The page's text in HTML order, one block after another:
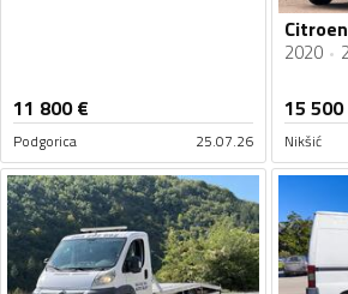
11 800€
Podgorica 25.07.26
2020
15 500
Nikšić